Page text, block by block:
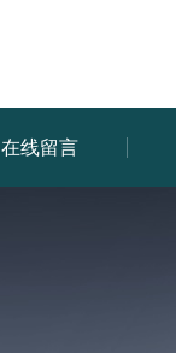
在线留言